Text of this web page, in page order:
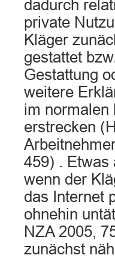
dadurch
private
Kläger
gestattet
Gestattung
weitere
im normalen
erstrecken
459) . Etwas
wenn der
das Internet
ohnehin
NZA 2005,
zunächst